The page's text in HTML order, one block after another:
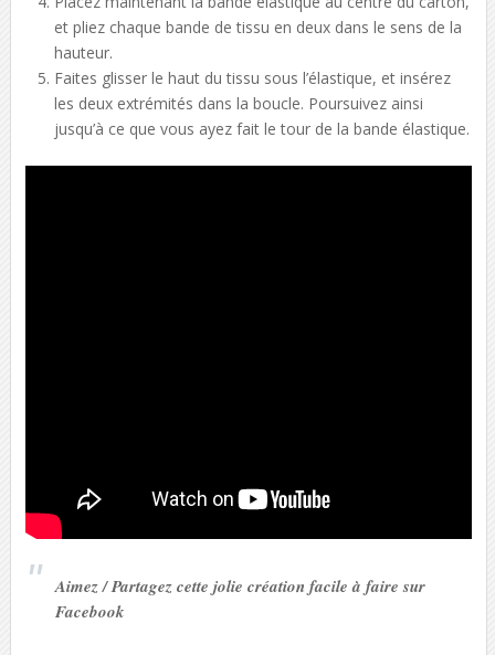
et pliez chaque bande de tissu en deux dans le sens de la
hauteur.
Faites glisser le haut du tissu sous l’élastique, et insérez
les deux extrémités dans la boucle. Poursuivez ainsi
jusqu’à ce que vous ayez fait le tour de la bande élastique.
Aimez / Partagez cette jolie création facile à faire sur
Facebook